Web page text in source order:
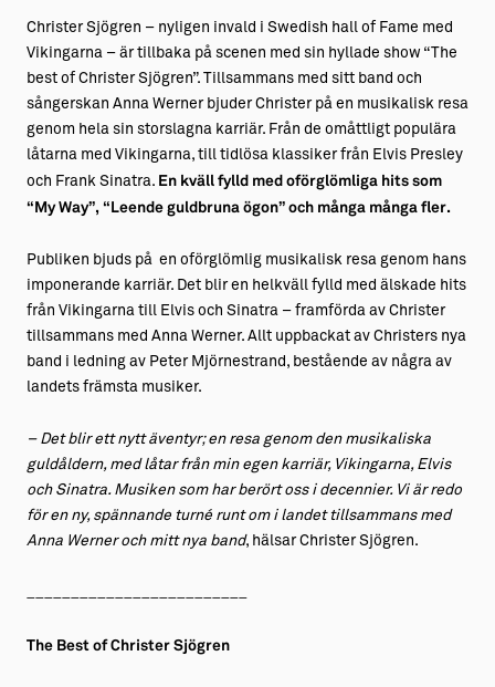
Christer Sjögren – nyligen invald i Swedish hall of Fame med
Vikingarna – är tillbaka på scenen med sin hyllade show “The
best of Christer Sjögren”. Tillsammans med sitt band och
sångerskan Anna Werner bjuder Christer på en musikalisk resa
genom hela sin storslagna karriär. Från de omåttligt populära
låtarna med Vikingarna, till tidlösa klassiker från Elvis Presley
och Frank Sinatra. En kväll fylld med oförglömliga hits som
“My Way”, “Leende guldbruna ögon” och många många fler.
Publiken bjuds på en oförglömlig musikalisk resa genom hans
imponerande karriär. Det blir en helkväll fylld med älskade hits
från Vikingarna till Elvis och Sinatra – framförda av Christer
tillsammans med Anna Werner. Allt uppbackat av Christers nya
band i ledning av Peter Mjörnestrand, bestående av några av
landets främsta musiker.
– Det blir ett nytt äventyr; en resa genom den musikaliska
guldåldern, med låtar från min egen karriär, Vikingarna, Elvis
och Sinatra. Musiken som har berört oss i decennier. Vi är redo
för en ny, spännande turné runt om i landet tillsammans med
Anna Werner och mitt nya band, hälsar Christer Sjögren.
The Best of Christer Sjögren